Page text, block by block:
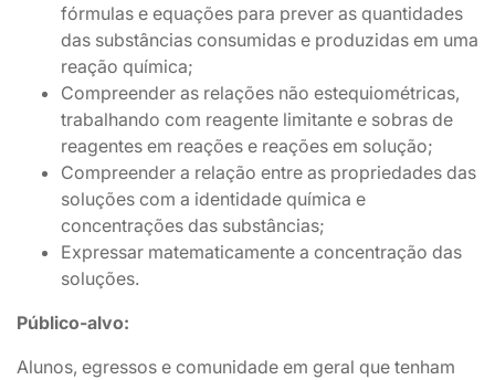
fórmulas e equações para prever as quantidades
das substâncias consumidas e produzidas em uma
reação química;
Compreender as relações não estequiométricas,
trabalhando com reagente limitante e sobras de
reagentes em reações e reações em solução;
Compreender a relação entre as propriedades das
soluções com a identidade química e
concentrações das substâncias;
Expressar matematicamente a concentração das
soluções.
Público-alvo:
Alunos, egressos e comunidade em geral que tenham